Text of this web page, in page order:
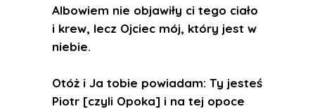
Albowiem nie objawiły ci tego ciało
i krew, lecz Ojciec mój, który jest w
niebie.
Otóż i Ja tobie powiadam: Ty jesteś
Piotr [czyli Opoka] i na tej opoce